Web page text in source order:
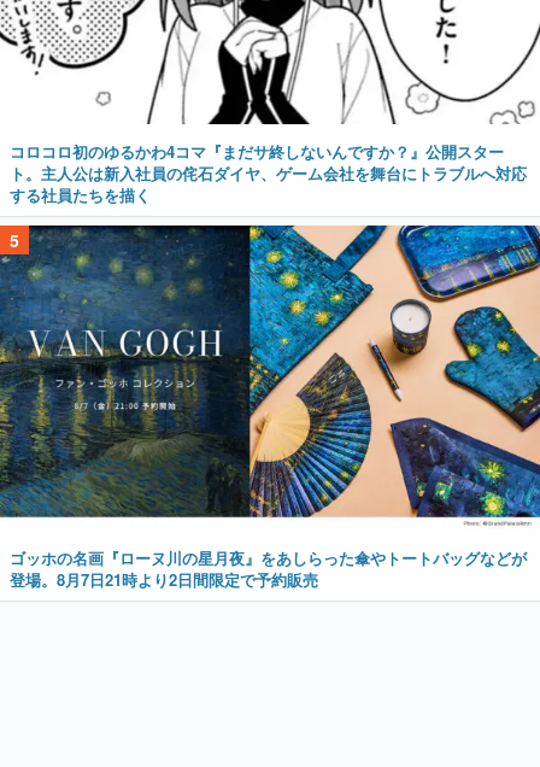
コロコロ初のゆるかわ4コマ『まだサ終しないんですか？』公開スター
ト。主人公は新入社員の侘石ダイヤ、ゲーム会社を舞台にトラブルへ対応
する社員たちを描く
5
ゴッホの名画『ローヌ川の星月夜』をあしらった傘やトートバッグなどが
登場。8月7日21時より2日間限定で予約販売